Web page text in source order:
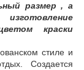
размер , а
краски
стиле и
Создается